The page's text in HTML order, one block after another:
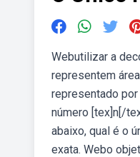
Webutilizar a
representem
representado por
número [tex]n[/
abaixo, qual é o
exata. Webo